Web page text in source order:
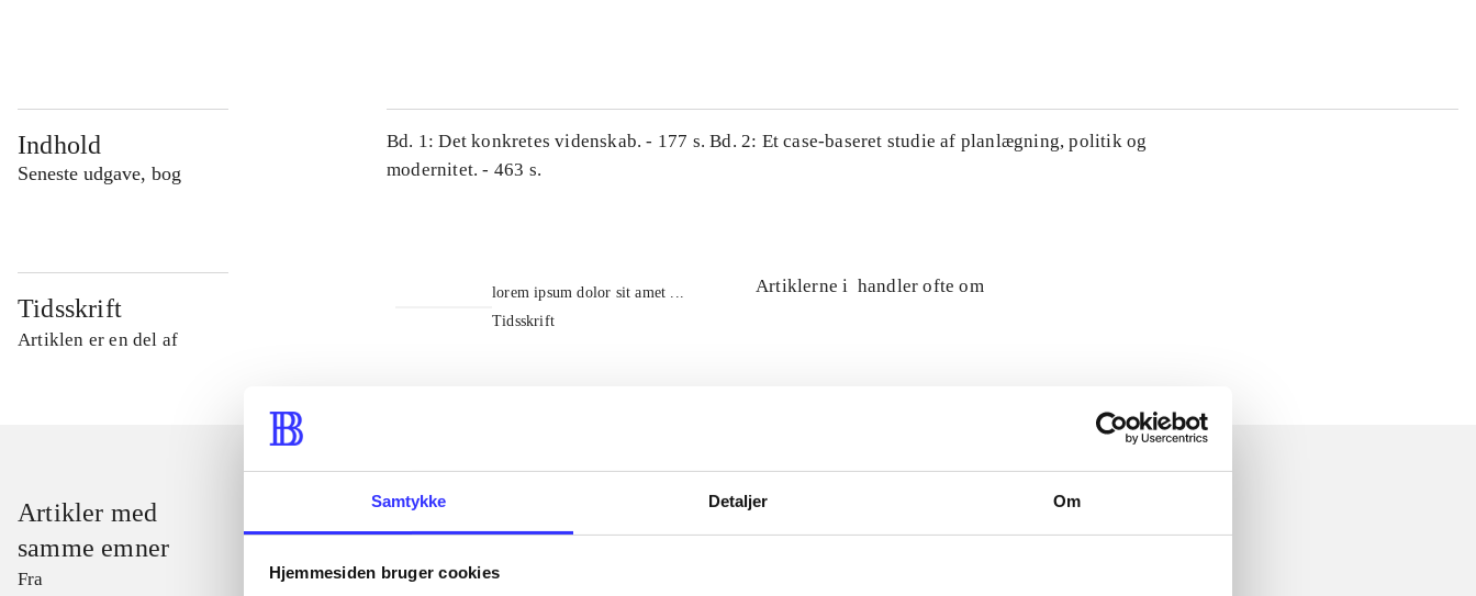
Samtykke Detaljer Om
Hjemmesiden bruger cookies
Indhold
Seneste udgave, bog
Bd. 1: Det konkretes videnskab. - 177 s. Bd. 2: Et case-baseret studie af planlægning, politik og
modernitet. - 463 s.
Tidsskrift
Artiklen er en del af
lorem ipsum dolor sit amet ...
Tidsskrift
Artiklerne i handler ofte om
Artikler med
samme emner
Fra